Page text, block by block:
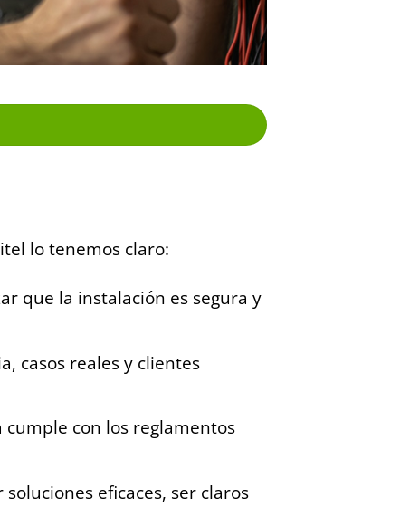
lo tenemos claro:
que la instalación es segura y
casos reales y clientes
con los reglamentos
eficaces, ser claros